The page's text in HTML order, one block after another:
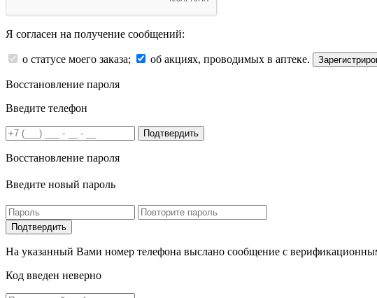
Я согласен на получение сообщений:
о статусе моего заказа; об акциях, проводимых в аптеке.
Восстановление пароля
Введите телефон
Подтвердить
Восстановление пароля
Введите новый пароль
На указанный Вами номер телефона выслано сообщение с
Код введен неверно